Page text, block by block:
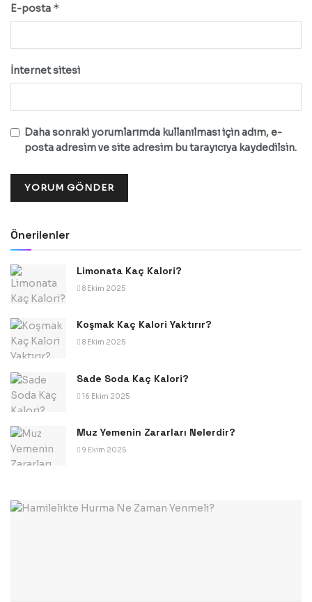
E-posta *
İnternet sitesi
Daha sonraki yorumlarımda kullanılması için adım, e-
posta adresim ve site adresim bu tarayıcıya kaydedilsin.
Önerilenler
Limonata Kaç Kalori?
8 Ekim 2025
Koşmak Kaç Kalori Yaktırır?
8 Ekim 2025
Sade Soda Kaç Kalori?
16 Ekim 2025
Muz Yemenin Zararları Nelerdir?
9 Ekim 2025